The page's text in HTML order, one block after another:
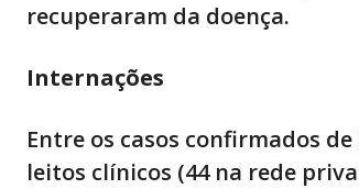
recuperaram da doença.
Internações
Entre os casos confirmados
leitos clínicos (44 na rede